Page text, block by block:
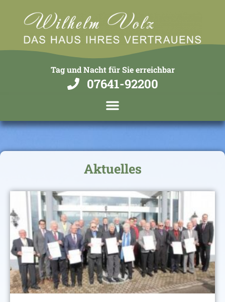
Tag und Nacht für Sie erreichbar
07641-92200
Aktuelles